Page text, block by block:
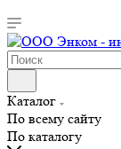
Каталог
По всему сайту
По каталогу